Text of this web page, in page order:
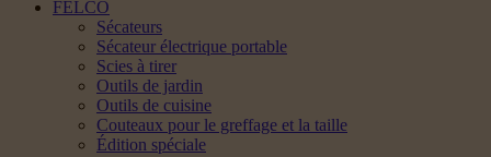
FELCO
Sécateurs
Sécateur électrique portable
Scies à tirer
Outils de jardin
Outils de cuisine
Couteaux pour le greffage et la taille
Édition spéciale